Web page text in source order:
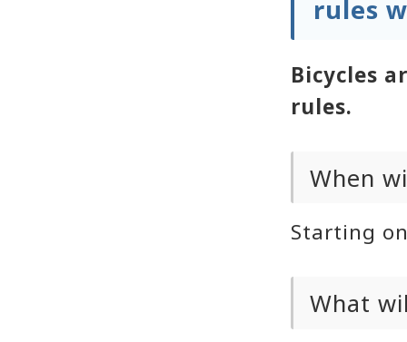
rules
Bicycles
rules.
When
Starting
What